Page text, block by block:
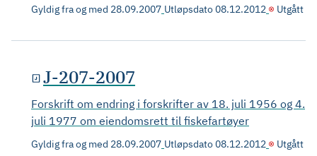
Gyldig fra og med 28.09.2007 Utløpsdato08.12.2012 Utgått
J-207-2007
Forskrift om endring i forskrifter av 18. juli 1956 og 4.
juli 1977 om eiendomsrett til fiskefartøyer
Gyldig fra og med 28.09.2007 Utløpsdato08.12.2012 Utgått